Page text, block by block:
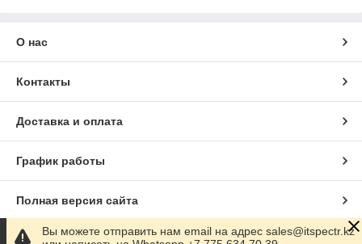
О нас
Контакты
Доставка и оплата
График работы
Полная версия сайта
Сайт создан на маркетплейсе Satu.kz
Вы можете отправить нам email на адрес sales@itspectr.kz